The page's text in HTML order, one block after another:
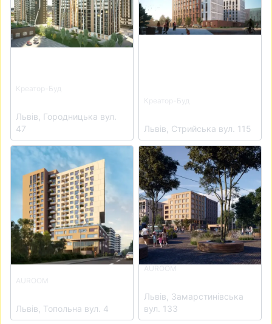
Креатор-Буд
Львів, Городницька вул.
47
Креатор-Буд
Львів, Стрийська вул. 115
View details for ЖК Auroom Air
AUROOM
Львів, Топольна вул. 4
View details for ЖК Auroom
AUROOM
Львів, Замарстинівська
вул. 133